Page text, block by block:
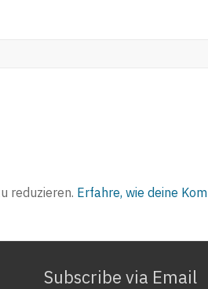
reduzieren. Erfahre, wie deine
Subscribe via Email